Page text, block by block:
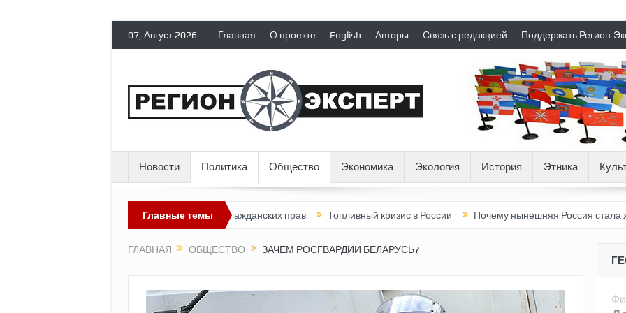
07, Август 2026 Главная О проекте English Авторы Связь с редакцией Поддержать
Новости Политика Общество Экономика Экология История Этника
Главные темы
лишает политических эмигрантов гражданских прав Топливный кризис в России Почему нынешняя Россия стала хуже,
ГЛАВНАЯ ОБЩЕСТВО ЗАЧЕМ РОСГВАРДИИ БЕЛАРУСЬ?